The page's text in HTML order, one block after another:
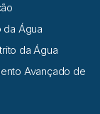
da Água
da Água
Avançado de